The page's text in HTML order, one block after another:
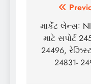
Post
માર્કેટ લેન્સઃ
માટે સપોર્ટ
24496,
24831-